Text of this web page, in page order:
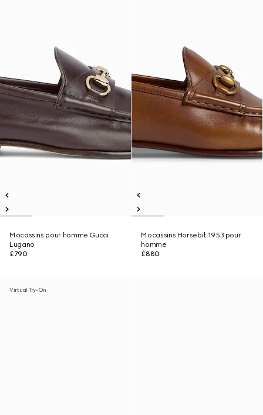
Mocassins pour homme Gucci
Lugano
£790
Mocassins Horsebit 1953 pour
homme
£880
Virtual Try-On